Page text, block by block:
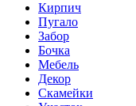
Кирпич
Пугало
Забор
Бочка
Мебель
Декор
Скамейки